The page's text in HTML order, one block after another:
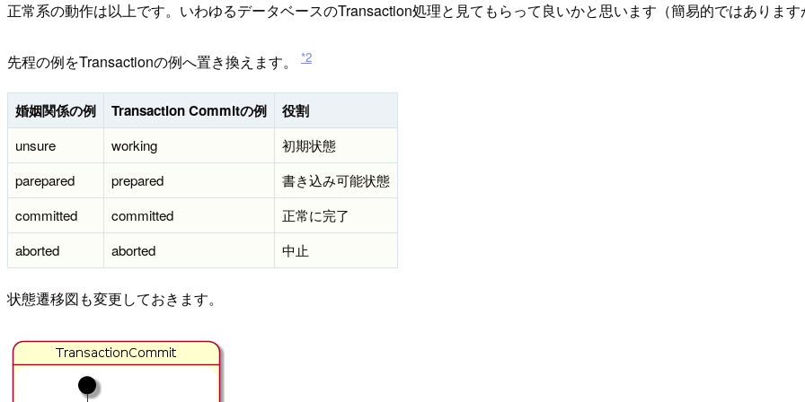
正常系の動作は以上です。いわゆるデータベースのTransaction処理と見てもらって良いかと思います（簡易的ではあります
先程の例をTransactionの例へ置き換えます。 *2
婚姻関係の例 Transaction Commitの例 役割
unsure working
初期状態
parepared
prepared
書き込み可能状態
committed
committed
正常に完了
aborted
aborted 中止
状態遷移図も変更しておきます。